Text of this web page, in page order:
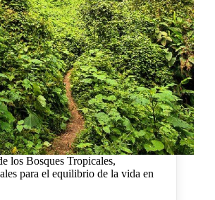
los Bosques Tropicales,
para el equilibrio de la vida en